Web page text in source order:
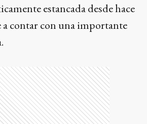
estancada desde hace
a contar con una importante